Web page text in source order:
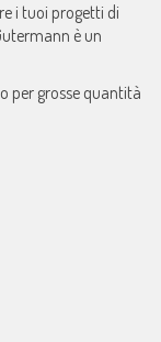
i tuoi progetti di
è un
per grosse quantità